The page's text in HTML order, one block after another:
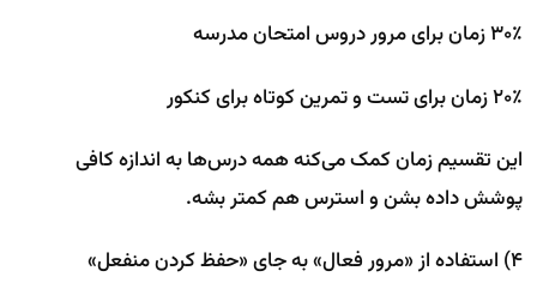
۳۰٪ زمان برای مرور دروس امتحان مدرسه
۲۰٪ زمان برای تست و تمرین کوتاه برای کنکور
این تقسیم زمان کمک می‌کنه همه درس‌ها به اندازه کافی
پوشش داده بشن و استرس هم کمتر بشه.
۴) استفاده از «مرور فعال» به جای «حفظ کردن منفعل»